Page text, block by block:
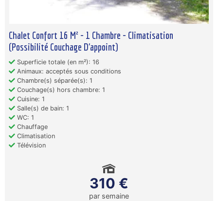
Chalet Confort 16 M² - 1 Chambre - Climatisation
(Possibilité Couchage D'appoint)
Superficie totale (en m²): 16
Animaux: acceptés sous conditions
Chambre(s) séparée(s): 1
Couchage(s) hors chambre: 1
Cuisine: 1
Salle(s) de bain: 1
WC: 1
Chauffage
Climatisation
Télévision
310 €
par semaine